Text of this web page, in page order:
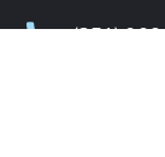
+(351)